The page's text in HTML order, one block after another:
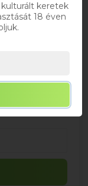
keretek
18 éven